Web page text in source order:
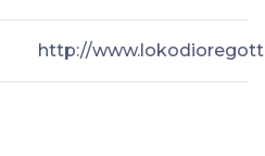
http://